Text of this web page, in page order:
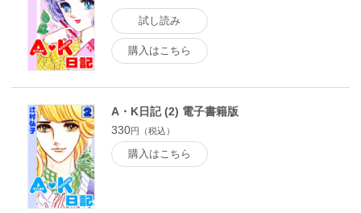
試し読み
購入はこちら
A・K日記 (2) 電子書籍版
330円（税込）
購入はこちら